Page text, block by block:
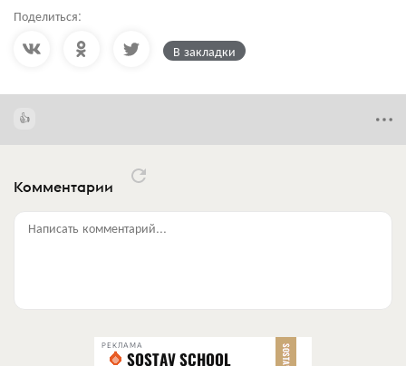
Поделиться:
В закладки
Комментарии
Написать комментарий...
РЕКЛАМА